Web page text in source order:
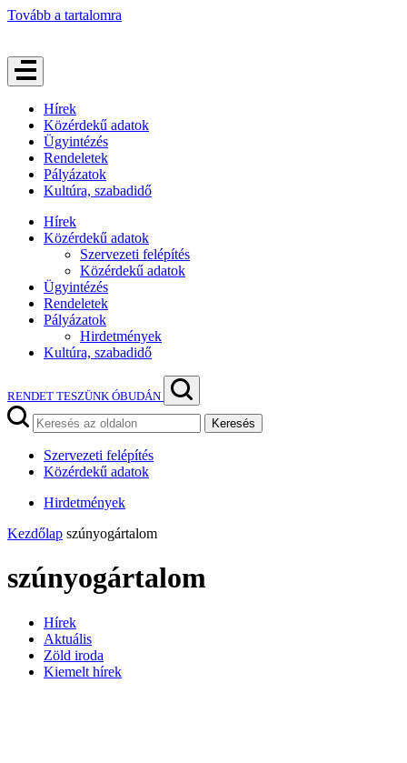
Tovább a tartalomra
Hírek
Közérdekű adatok
Ügyintézés
Rendeletek
Pályázatok
Kultúra, szabadidő
Hírek
Közérdekű adatok
Szervezeti felépítés
Közérdekű adatok
Ügyintézés
Rendeletek
Pályázatok
Hirdetmények
Kultúra, szabadidő
RENDET TESZÜNK ÓBUDÁN
Keresés
Szervezeti felépítés
Közérdekű adatok
Hirdetmények
Kezdőlap szúnyogártalom
szúnyogártalom
Hírek
Aktuális
Zöld iroda
Kiemelt hírek